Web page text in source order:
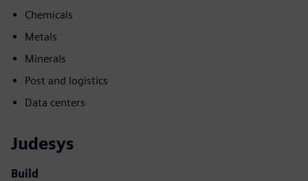
Chemicals
Metals
Minerals
Post and logistics
Data centers
Judesys
Build